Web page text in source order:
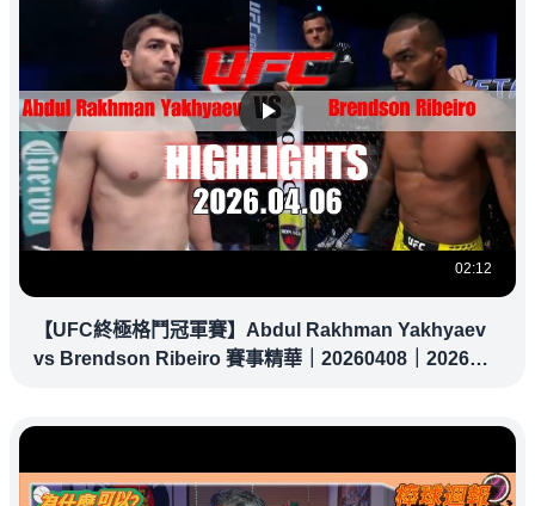
02:12
【UFC終極格鬥冠軍賽】Abdul Rakhman Yakhyaev
vs Brendson Ribeiro 賽事精華｜20260408｜2026